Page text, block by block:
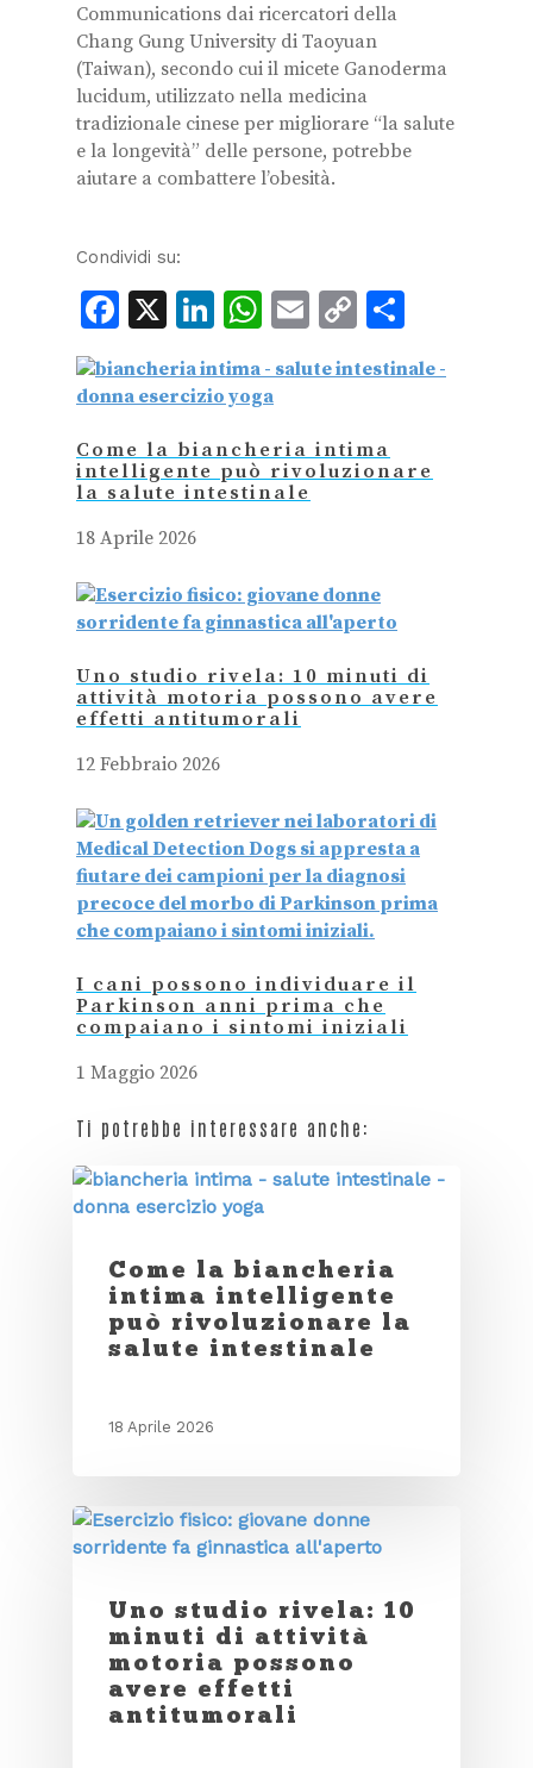
Communications dai ricercatori della
Chang Gung University di Taoyuan
(Taiwan), secondo cui il micete Ganoderma
lucidum, utilizzato nella medicina
tradizionale cinese per migliorare “la salute
e la longevità” delle persone, potrebbe
aiutare a combattere l’obesità.
Condividi su:
Facebook
X LinkedIn
WhatsApp
Email
Copy
Link
Come la biancheria intima
intelligente può rivoluzionare
la salute intestinale
18 Aprile 2026
Uno studio rivela: 10 minuti di
attività motoria possono avere
effetti antitumorali
12 Febbraio 2026
I cani possono individuare il
Parkinson anni prima che
compaiano i sintomi iniziali
1 Maggio 2026
Ti potrebbe interessare anche:
Come la biancheria
intima intelligente
può rivoluzionare la
salute intestinale
18 Aprile 2026
Uno studio rivela: 10
minuti di attività
motoria possono
avere effetti
antitumorali